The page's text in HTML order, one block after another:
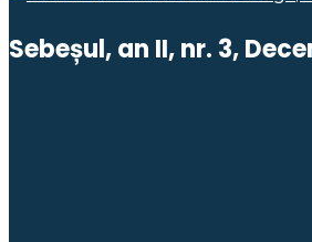
Sebeșul, an II, nr. 3,